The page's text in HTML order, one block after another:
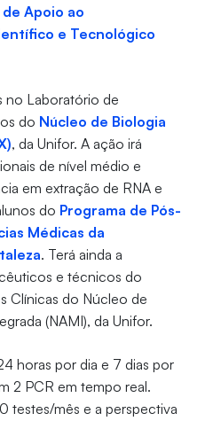
Apoio ao
e Tecnológico
no Laboratório de
do Núcleo de Biologia
, da Unifor. A ação irá
de nível médio e
em extração de RNA e
do Programa de Pós-
Médicas da
. Terá ainda a
e técnicos do
Clínicas do Núcleo de
(NAMI), da Unifor.
horas por dia e 7 dias por
2 PCR em tempo real.
testes/mês e a perspectiva